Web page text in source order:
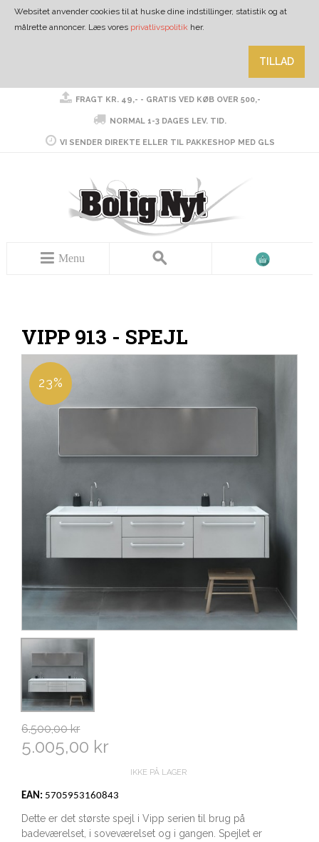
Websitet anvender cookies til at huske dine indstillinger, statistik og at
målrette annoncer. Læs vores privatlivspolitik her.
TILLAD
FRAGT KR. 49,- - GRATIS VED KØB OVER 500,-
NORMAL 1-3 DAGES LEV. TID.
VI SENDER DIREKTE ELLER TIL PAKKESHOP MED GLS
Menu
VIPP 913 - SPEJL
23%
6.500,00 kr
5.005,00 kr
IKKE PÅ LAGER
EAN: 5705953160843
Dette er det største spejl i Vipp serien til brug på
badeværelset, i soveværelset og i gangen. Spejlet er